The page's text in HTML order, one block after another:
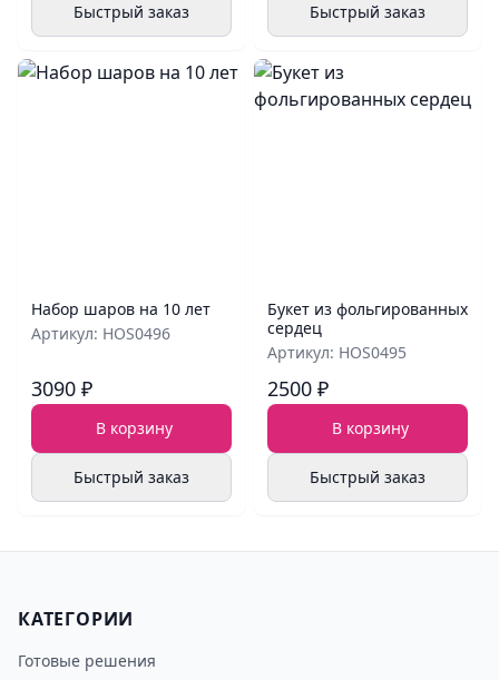
Быстрый заказ Быстрый заказ
Набор шаров на 10 лет
Артикул: HOS0496
3090 ₽
В корзину
Быстрый заказ
Букет из фольгированных
сердец
Артикул: HOS0495
2500 ₽
В корзину
Быстрый заказ
КАТЕГОРИИ
Готовые решения